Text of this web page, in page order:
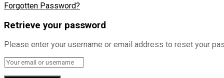
Forgotten Password?
Retrieve your password
Please enter your username or email address to reset your